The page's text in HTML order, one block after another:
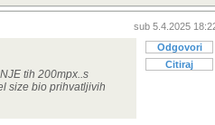
sub 5.4.2025
Odgovori
Citiraj
tih 200mpx..s
size bio prihvatljivih